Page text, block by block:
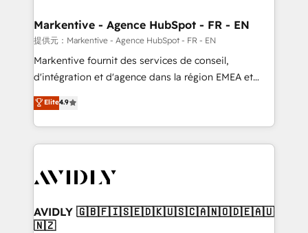
せください。
🎯Demand Gen & ABM: Drive pipeline with inbound,
ABM, AEO, SEO, & paid media. 👩‍💻Web Design:
Build high-performing websites with UX, messaging,
& conversion strategy that drive results. 🤖AI
AI, & maximize AEO with tailored AI services. 🧩
Integrations: Extend HubSpot with custom
Markentive - Agence HubSpot - FR - EN
提供元：Markentive - Agence HubSpot - FR - EN
Markentive fournit des services de conseil,
d'intégration et d'agence dans la région EMEA et
North America. Avec plus de 115 experts en
marketing automation, Growth, Revops, CRM et
webdesign. Markentive is both a consulting firm, a
digital agency and an integrator. With over 115
CRM and webdesign (We focus on EMEA - USA
Elite4.9
AVIDLY 🇬🇧🇫🇮🇸🇪🇩🇰🇺🇸🇨🇦🇳🇴🇩🇪🇦🇺
🇳🇿